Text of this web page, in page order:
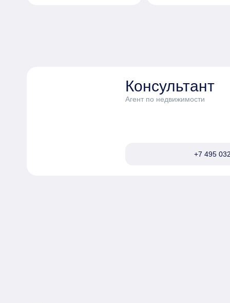
услугами автомойки и зарядными
Консультант
Агент по недвижимости
+7 495